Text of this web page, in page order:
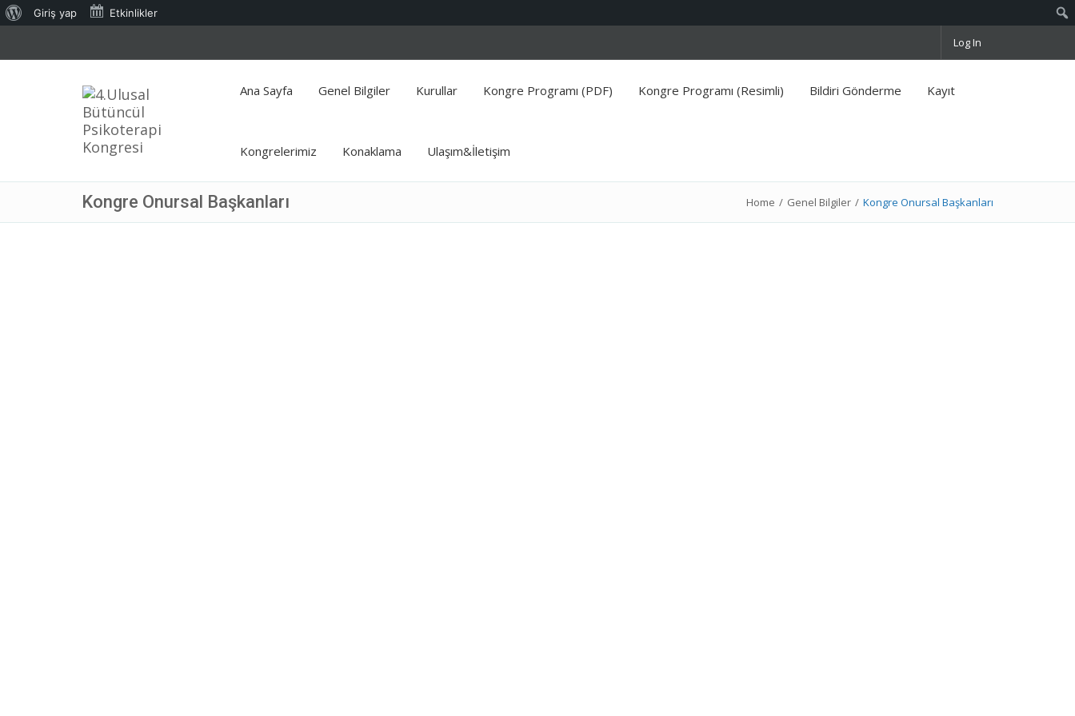
Log In
Ana Sayfa Genel Bilgiler Kurullar Kongre Programı (PDF) Kongre Programı (Resimli) Bildiri Gönderme Kayıt
Kongrelerimiz Konaklama Ulaşım&İletişim
Kongre Onursal Başkanları Home / Genel Bilgiler / Kongre Onursal Başkanları
WordPress
Giriş yap Etkinlikler